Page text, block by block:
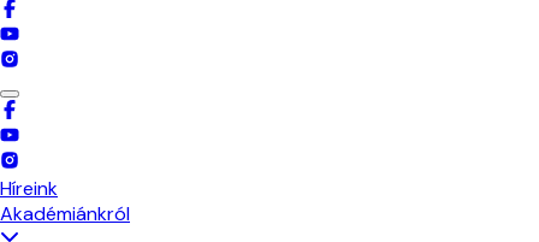
Híreink
Akadémiánkról